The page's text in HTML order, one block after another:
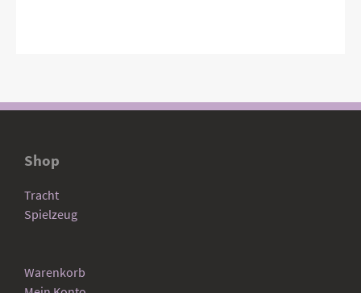
Shop
Tracht
Spielzeug
Warenkorb